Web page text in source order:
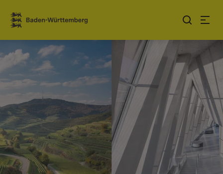
Sauter au contenu
Link zur Startseite